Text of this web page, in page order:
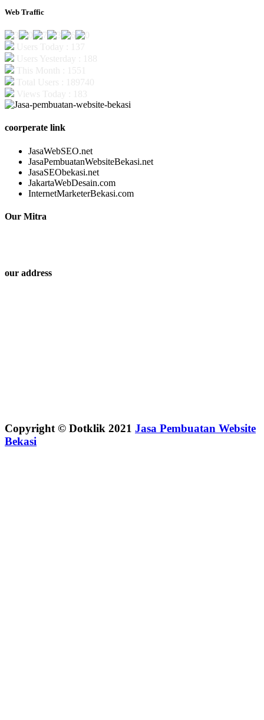
Web Traffic
coorperate link
JasaWebSEO.net
JasaPembuatanWebsiteBekasi.net
JasaSEObekasi.net
JakartaWebDesain.com
InternetMarketerBekasi.com
Our Mitra
our address
Copyright © Dotklik 2021 Jasa Pembuatan Website
Bekasi